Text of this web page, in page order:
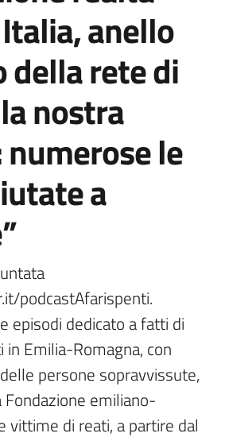
anello
della rete di
nostra
le
a
podcastAfarispenti.
episodi dedicato a fatti di
in Emilia-Romagna, con
persone sopravvissute,
emiliano-
vittime di reati, a partire dal